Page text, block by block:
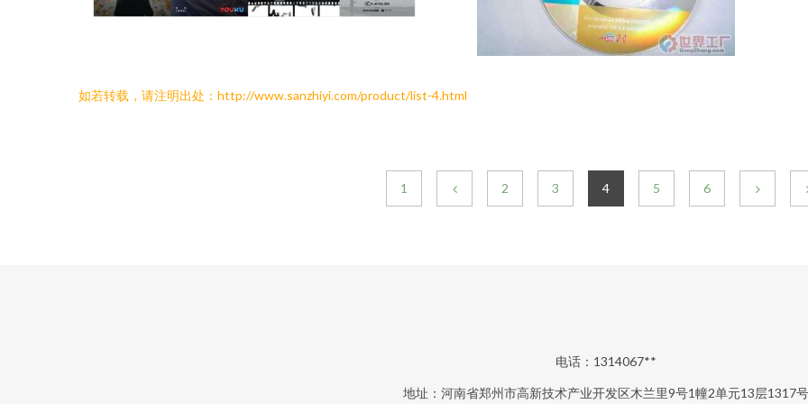
如若转载，请注明出处：http://www.sanzhiyi.com/product/list-4.html
1 2 3 4 5 6
电话：1314067**
地址：河南省郑州市高新技术产业开发区木兰里9号1幢2单元13层1317号